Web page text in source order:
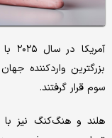
بزرگترین واردکننده
سوم قرار گرفتند.
هلند و هنگ‌کنگ نیز